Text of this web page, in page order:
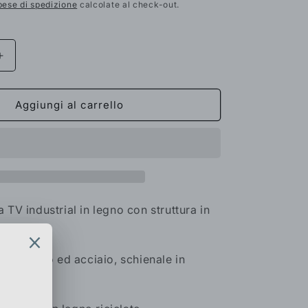
scontato
di spedizione calcolate al check-out.
Aumenta
Credenza
inserti
Aggiungi al carrello
TV industrial in legno con struttura in
mango ed acciaio, schienale in